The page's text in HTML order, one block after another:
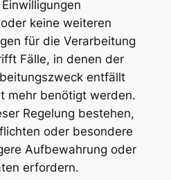
keine weiteren
für die Verarbeitung
Fälle, in denen der
entfällt
mehr benötigt werden.
Regelung bestehen,
oder besondere
Aufbewahrung oder
erfordern.